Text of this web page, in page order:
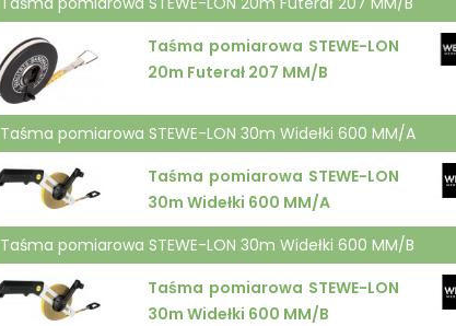
Taśma pomiarowa STEWE-LON
20m Futerał 207 MM/B
Taśma pomiarowa STEWE-LON 30m Widełki 600 MM/A
Taśma pomiarowa STEWE-LON
30m Widełki 600 MM/A
Taśma pomiarowa STEWE-LON 30m Widełki 600 MM/B
Taśma pomiarowa STEWE-LON
30m Widełki 600 MM/B